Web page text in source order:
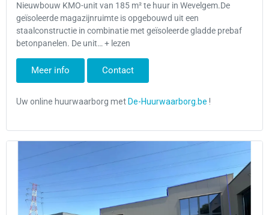
Nieuwbouw KMO-unit van 185 m² te huur in Wevelgem.De
geïsoleerde magazijnruimte is opgebouwd uit een
staalconstructie in combinatie met geïsoleerde gladde prebaf
betonpanelen. De unit… + lezen
Meer info Contact